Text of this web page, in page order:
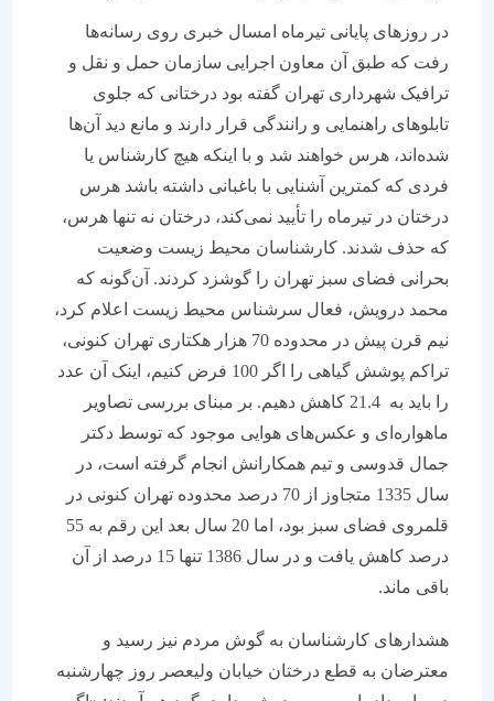
در روزهای پایانی تیرماه امسال خبری روی رسانه‌ها
رفت که طبق آن معاون اجرایی سازمان حمل و نقل و
ترافیک شهرداری تهران گفته بود درختانی که جلوی
تابلوهای راهنمایی و رانندگی قرار دارند و مانع دید آن‌ها
شده‌اند، هرس خواهند شد و با اینکه هیچ کارشناس یا
فردی که کمترین آشنایی با باغبانی داشته باشد هرس
درختان در تیرماه را تأیید نمی‌کند، درختان نه تنها هرس،
که حذف شدند. کارشناسان محیط زیست وضعیت
بحرانی فضای سبز تهران را گوشزد کردند. آن‌گونه که
محمد درویش، فعال سرشناس محیط زیست اعلام کرد،
نیم قرن پیش در محدوده 70 هزار هکتاری تهران کنونی،
تراکم پوشش گیاهی را اگر 100 فرض کنیم، اینک آن عدد
را باید به 21.4 کاهش دهیم. بر مبنای بررسی تصاویر
ماهواره‌ای و عکس‌های هوایی موجود که توسط دکتر
جمال قدوسی و تیم همکارانش انجام گرفته است، در
سال 1335 متجاوز از 70 درصد محدوده تهران کنونی در
قلمروی فضای سبز بود، اما 20 سال بعد این رقم به 55
درصد کاهش یافت و در سال 1386 تنها 15 درصد از آن
باقی ماند.
هشدارهای کارشناسان به گوش مردم نیز رسید و
معترضان به قطع درختان خیابان ولیعصر روز چهارشنبه